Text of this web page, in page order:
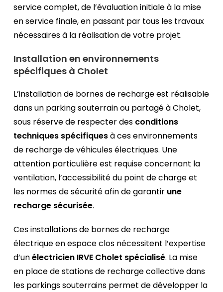
service complet, de l’évaluation initiale à la mise
en service finale, en passant par tous les travaux
nécessaires à la réalisation de votre projet.
Installation en environnements
spécifiques à Cholet
L’installation de bornes de recharge est réalisable
dans un parking souterrain ou partagé à Cholet,
sous réserve de respecter des conditions
techniques spécifiquesà ces environnements
de recharge de véhicules électriques. Une
attention particulière est requise concernant la
ventilation, l’accessibilité du point de charge et
les normes de sécurité afin de garantir une
recharge sécurisée.
Ces installations de bornes de recharge
électrique en espace clos nécessitent l’expertise
d’unélectricien IRVE Cholet spécialisé. La mise
en place de stations de recharge collective dans
les parkings souterrains permet de développer la